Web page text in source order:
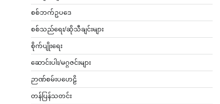
စစ်ဘက်ဥပဒေ
စစ်သည်ရေး/ဆိုသီချင်းများ
စိုက်ပျိုးရေး
ဆောင်းပါး/မဂ္ဂဇင်းများ
ဉာဏ်စမ်းပဟေဠိ
တန်ပြန်သတင်း